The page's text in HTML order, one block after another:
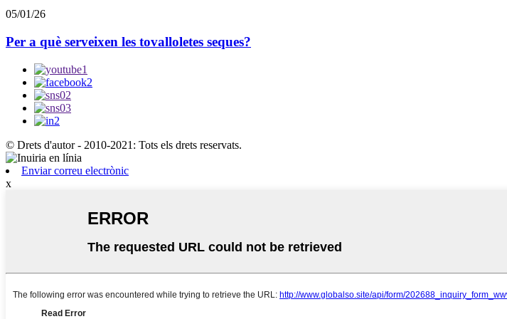
05/01/26
Per a què serveixen les tovalloletes seques?
© Drets d'autor - 2010-2021: Tots els drets reservats.
Enviar correu electrònic
x